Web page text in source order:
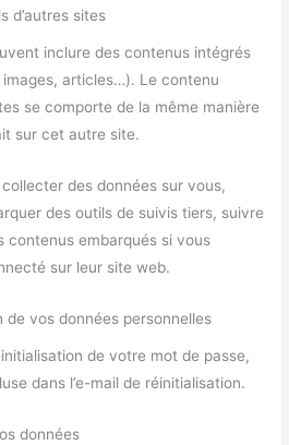
d’autres sites
inclure des contenus intégrés
articles…). Le contenu
se comporte de la même manière
sur cet autre site.
des données sur vous,
des outils de suivis tiers, suivre
embarqués si vous
sur leur site web.
de vos données personnelles
de votre mot de passe,
dans l’e-mail de réinitialisation.
données